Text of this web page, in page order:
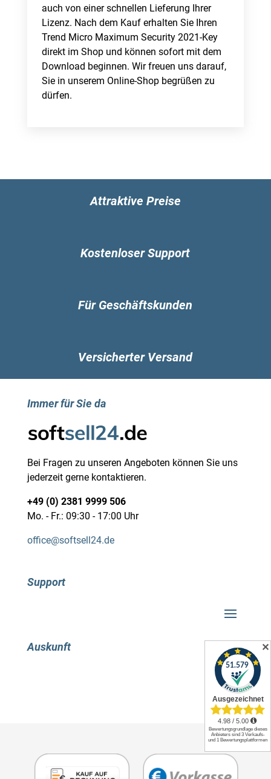
auch von einer schnellen Lieferung Ihrer
Lizenz. Nach dem Kauf erhalten Sie Ihren
Trend Micro Maximum Security 2021-Key
direkt im Shop und können sofort mit dem
Download beginnen. Wir freuen uns darauf,
Sie in unserem Online-Shop begrüßen zu
dürfen.
Attraktive Preise
Kostenloser Support
Für Geschäftskunden
Versicherter Versand
Immer für Sie da
Bei Fragen zu unseren Angeboten können Sie uns
jederzeit gerne kontaktieren.
+49 (0) 2381 9999 506
Mo. - Fr.: 09:30 - 17:00 Uhr
office@softsell24.de
Support
Auskunft ✕